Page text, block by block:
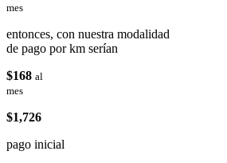
mes
entonces, con nuestra modalidad
de pago por km serían
$168 al
mes
$1,726
pago inicial